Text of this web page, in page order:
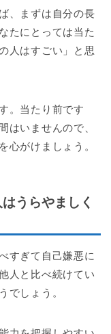
、まずは自分の長
たにとっては当た
人はすごい」と思
。当たり前です
はいませんので、
心がけましょう。
うらやましく
すぎて自己嫌悪に
人と比べ続けてい
でしょう。